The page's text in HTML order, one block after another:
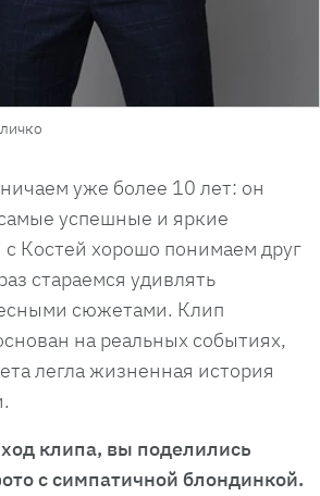
уже более 10 лет: он
успешные и яркие
Костей хорошо понимаем друг
стараемся удивлять
сюжетами. Клип
на реальных событиях,
легла жизненная история
клипа, вы поделились
с симпатичной блондинкой.